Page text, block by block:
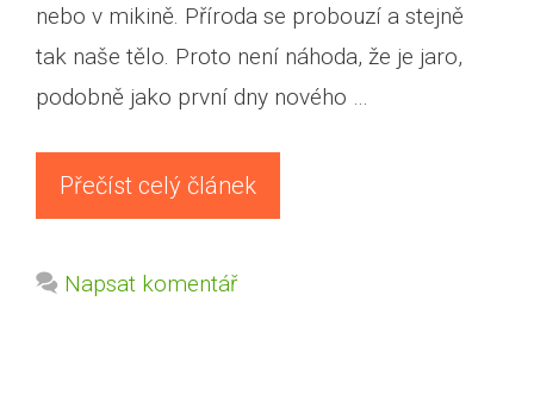
nebo v mikině. Příroda se probouzí a stejně
tak naše tělo. Proto není náhoda, že je jaro,
podobně jako první dny nového …
Přečíst celý článek
Napsat komentář